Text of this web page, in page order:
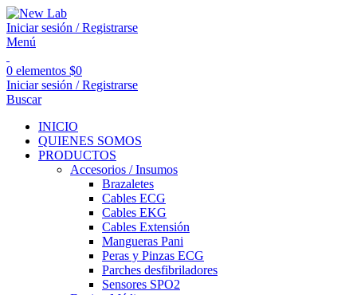
Iniciar sesión / Registrarse
Menú
0 elementos $0
Iniciar sesión / Registrarse
Buscar
INICIO
QUIENES SOMOS
PRODUCTOS
Accesorios / Insumos
Brazaletes
Cables ECG
Cables EKG
Cables Extensión
Mangueras Pani
Peras y Pinzas ECG
Parches desfibriladores
Sensores SPO2